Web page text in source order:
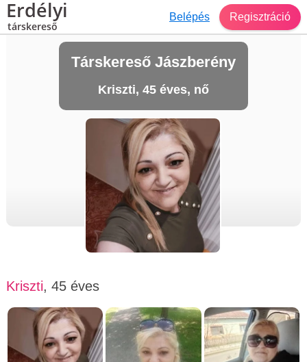
Erdélyi
társkereső
Belépés Regisztráció
Társkereső Jászberény
Kriszti, 45 éves, nő
Kriszti, 45 éves